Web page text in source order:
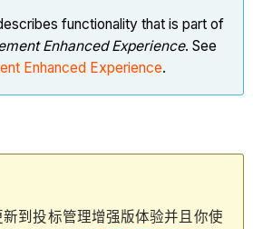
functionality that is part of
Enhanced Experience. See
Enhanced Experience.
到投标管理增强版体验并且你使